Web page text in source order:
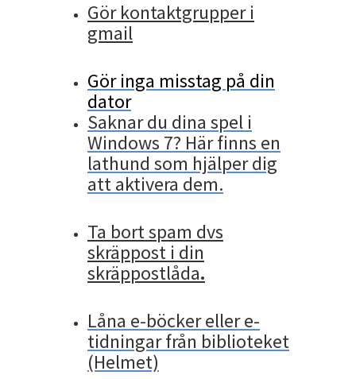
Gör kontaktgrupper i
gmail
Gör inga misstag på din
dator
Saknar du dina spel i
Windows 7? Här finns en
lathund som hjälper dig
att aktivera dem.
Ta bort spam dvs
skräppost i din
skräppostlåda.
Låna e-böcker eller e-
tidningar från biblioteket
(Helmet)